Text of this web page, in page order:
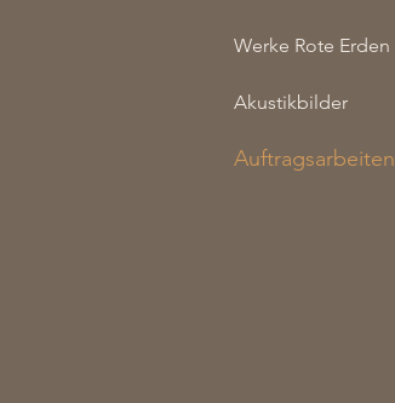
Werke Rote Erden
Akustikbilder
Auftragsarbeiten